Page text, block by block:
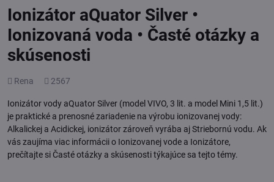
Ionizátor aQuator Silver •
Ionizovaná voda • Časté otázky a
skúsenosti
Pridal
Rena
Počet
2567
Ionizátor vody aQuator Silver (model VIVO, 3 lit. a model Mini 1,5 lit.)
je praktické a prenosné zariadenie na výrobu ionizovanej vody:
Alkalickej a Acidickej, ionizátor zároveň vyrába aj Striebornú vodu. Ak
vás zaujíma viac informácii o Ionizovanej vode a Ionizátore,
prečítajte si Časté otázky a skúsenosti týkajúce sa tejto témy.